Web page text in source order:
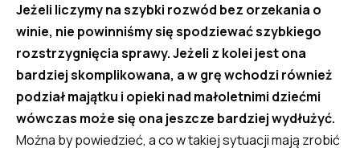
Jeżeli liczymy na szybki rozwód bez orzekania o
winie, nie powinniśmy się spodziewać szybkiego
rozstrzygnięcia sprawy. Jeżeli z kolei jest ona
bardziej skomplikowana, a w grę wchodzi również
podział majątku i opieki nad małoletnimi dziećmi
wówczas może się ona jeszcze bardziej wydłużyć.
Można by powiedzieć, a co w takiej sytuacji mają zrobić